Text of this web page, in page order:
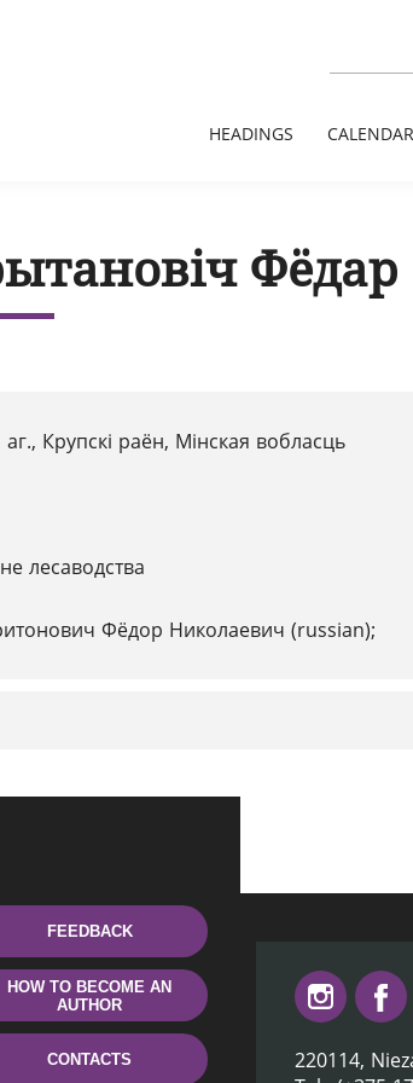
HEADINGS CALENDAR
Фёдар
Крупскі раён, Мінская вобласць
лесаводства
Фёдор Николаевич (russian);
FEEDBACK
HOW TO BECOME AN
AUTHOR
CONTACTS
220114,